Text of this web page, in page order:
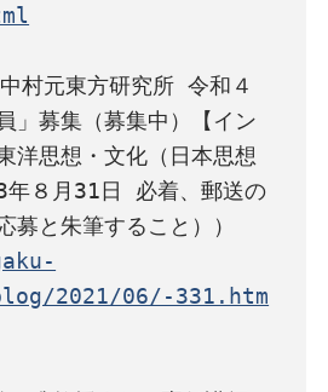
村元東方研究所 令和４
」募集（募集中）【イン
洋思想・文化（日本思想
年８月31日 必着、郵送の
2021/06/-331.htm